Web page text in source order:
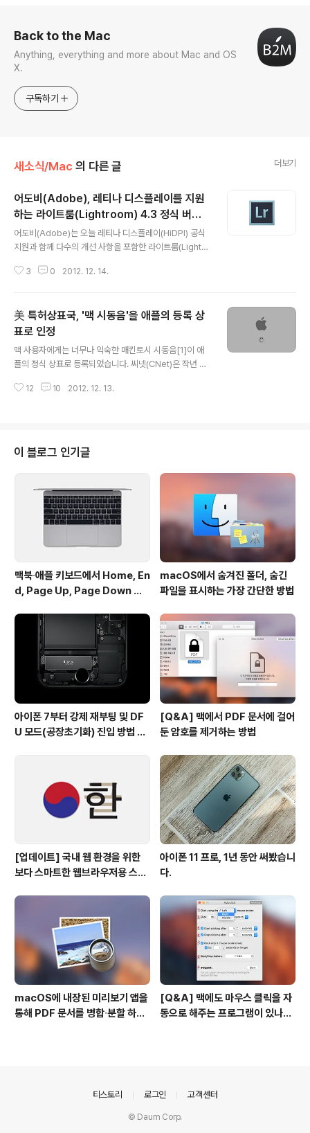
Back to the Mac
Anything, everything and more about Mac and OS
X.
구독하기
새소식/Mac 의 다른 글 더보기
어도비(Adobe), 레티나 디스플레이를 지원
하는 라이트룸(Lightroom) 4.3 정식 버전
배포
어도비(Adobe)는 오늘 레티나 디스플레이(HiDPI) 공식
지원과 함께 다수의 개선 사항을 포함한 라이트룸(Lightro
기본 지원되는 카메라 RAW 포멧도 개수가 대폭 늘어났습
맥 앱스토어 버전을 사용하고 계신 분들 중 자체 업데이트
기능이 제대로 작동하지 않는 경우 다음 링크에서 4.3 버
전을 새로 내려 받을 수 있습니다➥ 링크: Adobe Photo
shop Lightroom 4아래는 이번 라이트룸 4.3 버전의 변
경 사항입니다 버전 4.3의 새로운 기능 라이브러리 및 현
상 모듈 내에서 HiDPI가 지원됩니다. HiDPI서 Re..
3 0 2012. 12. 14.
美 특허상표국, '맥 시동음'을 애플의 등록 상
표로 인정
맥 사용자에게는 너무나 익숙한 매킨토시 시동음[1]이 애
플의 정식 상표로 등록되었습니다. 씨넷(CNet)은 작년 6
킨토시 시동음이 12월 11일에 (현지 시간) 애플의 등록 상
s)에 의해 만들어졌으며, 시대와 모델에 따라 몇 차례 음조
변화를 겪다 현재 G플랫 화음 (또는 F# 화음)에 안착한 상
태입니다.아래 첨부한 동영상으로 지금까지의 맥 시동음이
어떻게 변화해 왔는지는 직접 들어보실 수 있습니다 :-) 참
조 기사 • CNet • MacRumors기타 • 현재까지 애플이
12 10 2012. 12. 13.
이 블로그 인기글
맥북∙애플 키보드에서 Home, En
d, Page Up, Page Down 키
macOS에서 숨겨진 폴더, 숨긴
파일을 표시하는 가장 간단한 방법
아이폰 7부터 강제 재부팅 및 DF
U 모드(공장초기화) 진입 방법 변
[Q&A] 맥에서 PDF 문서에 걸어
둔 암호를 제거하는 방법
[업데이트] 국내 웹 환경을 위한
보다 스마트한 웹브라우저용 스타
아이폰 11 프로, 1년 동안 써봤습니
다.
macOS에 내장된 미리보기 앱을
통해 PDF 문서를 병합∙분할 하는
[Q&A] 맥에도 마우스 클릭을 자
동으로 해주는 프로그램이 있나
티스토리 로그인 고객센터
© Daum Corp.